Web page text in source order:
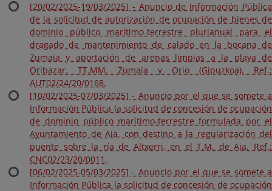
[20/02/2025-19/03/2025] - Anuncio de Información Pública
de la solicitud de autorización de ocupación de bienes de
dominio público marítimo-terrestre plurianual para el
dragado de mantenimiento de calado en la bocana de
Zumaia y aportación de arenas limpias a la playa de
Oribazar. TT.MM. Zumaia y Orio (Gipuzkoa). Ref.:
AUT02/24/20/0168.
[10/02/2025-07/03/2025] - Anuncio por el que se somete a
Información Pública la solicitud de concesión de ocupación
de dominio público marítimo-terrestre formulada por el
Ayuntamiento de Aia, con destino a la regularización del
puente sobre la ría de Altxerri, en el T.M. de Aia. Ref.:
CNC02/23/20/0011.
[06/02/2025-05/03/2025] - Anuncio por el que se somete a
Información Pública la solicitud de concesión de ocupación